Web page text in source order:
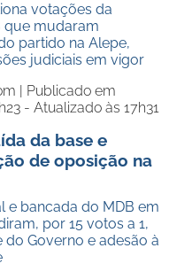
votações da
que mudaram
partido na Alepe,
judiciais em vigor
| Publicado em
- Atualizado às 17h31
da base e
de oposição na
e bancada do MDB em
por 15 votos a 1,
do Governo e adesão à